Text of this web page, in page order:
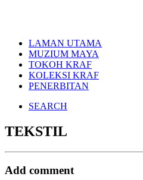
LAMAN UTAMA
MUZIUM MAYA
TOKOH KRAF
KOLEKSI KRAF
PENERBITAN
SEARCH
TEKSTIL
Add comment